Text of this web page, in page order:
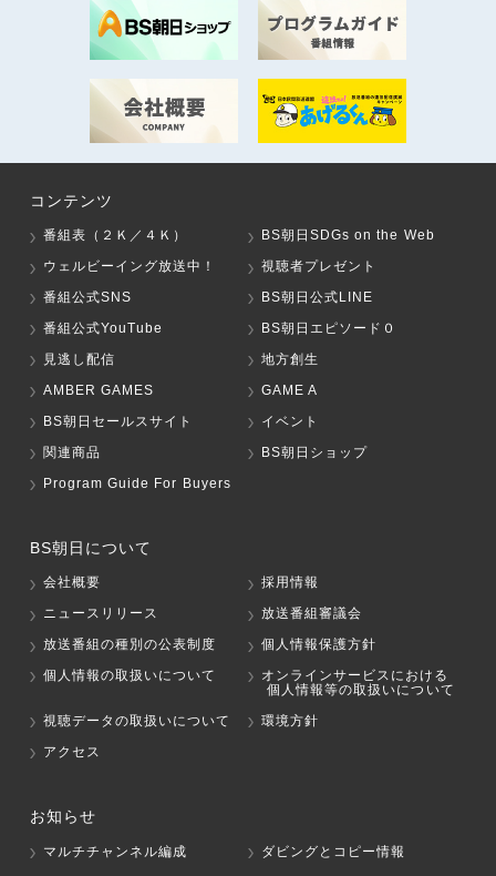
コンテンツ
番組表（２Ｋ／４Ｋ）
BS朝日SDGs on the Web
ウェルビーイング放送中！
視聴者プレゼント
番組公式SNS
BS朝日公式LINE
番組公式YouTube
BS朝日エピソード０
見逃し配信
地方創生
AMBER GAMES
GAME A
BS朝日セールスサイト
イベント
関連商品
BS朝日ショップ
Program Guide For Buyers
BS朝日について
会社概要
採用情報
ニュースリリース
放送番組審議会
放送番組の種別の公表制度
個人情報保護方針
個人情報の取扱いについて
オンラインサービスにおける
個人情報等の取扱いについて
視聴データの取扱いについて
環境方針
アクセス
お知らせ
マルチチャンネル編成
ダビングとコピー情報